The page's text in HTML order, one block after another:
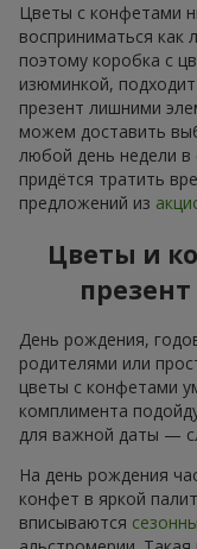
Цветы с конфетами
восприниматься как
поэтому коробка с
изюминкой,
презент лишними
можем доставить
любой день недели в
придётся тратить
предложений из
Цветы и
День рождения,
родителями или
цветы с конфетами
комплимента
для важной даты —
На день рождения
конфет в яркой
вписываются